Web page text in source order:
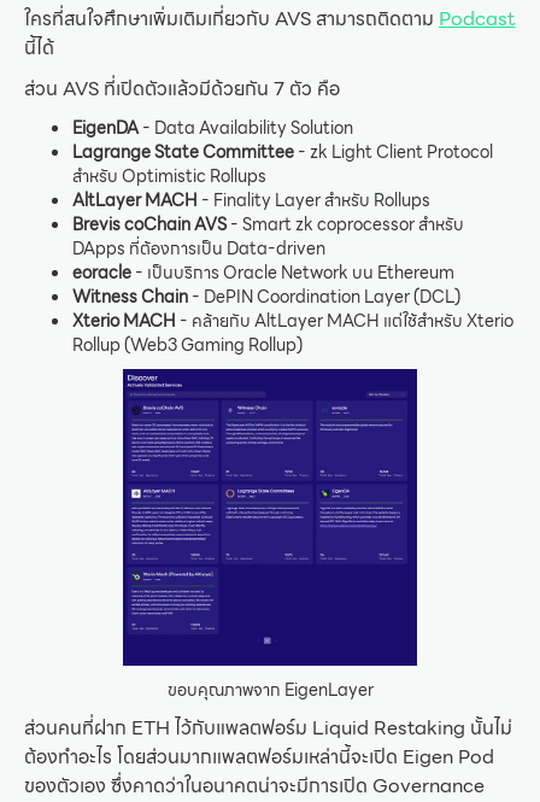
ใครที่สนใจศึกษาเพิ่มเติมเกี่ยวกับ AVS สามารถติดตาม Podcast
นี้ได้
ส่วน AVS ที่เปิดตัวแล้วมีด้วยกัน 7 ตัว คือ
EigenDA- Data Availability Solution
Lagrange State Committee- zk Light Client Protocol
สำหรับ Optimistic Rollups
AltLayer MACH - Finality Layer สำหรับ Rollups
Brevis coChain AVS- Smart zk coprocessor สำหรับ
DApps ที่ต้องการเป็น Data-driven
eoracle- เป็นบริการ Oracle Network บน Ethereum
Witness Chain- DePIN Coordination Layer (DCL)
Xterio MACH - คล้ายกับ AltLayer MACH แต่ใช้สำหรับ Xterio
Rollup (Web3 Gaming Rollup)
ขอบคุณภาพจาก EigenLayer
ส่วนคนที่ฝาก ETH ไว้กับแพลตฟอร์ม Liquid Restaking นั้นไม่
ต้องทำอะไร โดยส่วนมากแพลตฟอร์มเหล่านี้จะเปิด Eigen Pod
ของตัวเอง ซึ่งคาดว่าในอนาคตน่าจะมีการเปิด Governance